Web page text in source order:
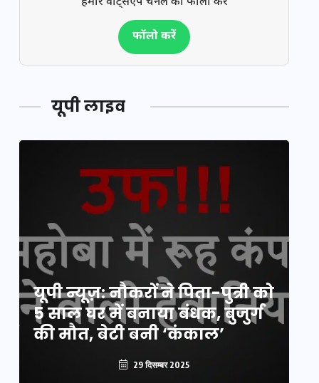
फॉलो करें
यूपी लाइव
यूपी न्यूज़: नौकरों ने पिता-पुत्री को
5 साल घर में बनाया बंधक, बुजुर्ग
की मौत, बेटी बनी ‘कंकाल’
29 दिसम्बर 2025